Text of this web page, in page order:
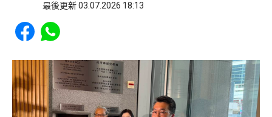
最後更新 03.07.2026 18:13
Share to Facebook
Share to WhatsApp